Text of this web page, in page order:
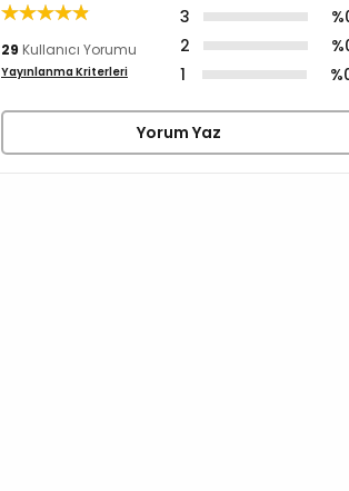
29 Kullanıcı Yorumu
Yayınlanma Kriterleri
3
2
1
Yorum Yaz